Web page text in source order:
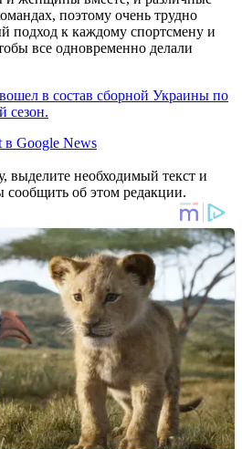
поэтому очень трудно
подход к каждому спортсмену и
все одновременно делали
вошел в состав сборной Украины по
сезон.
в Google News
выделите необходимый текст и
об этом редакции.